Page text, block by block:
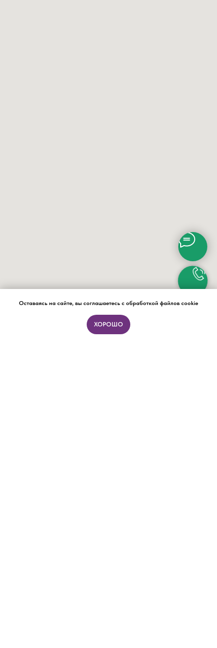
Оставаясь на сайте, вы соглашаетесь с обработкой файлов cookie
ХОРОШО
ПОДБОР ФОРМАТА ЗА 15 МИНУТ